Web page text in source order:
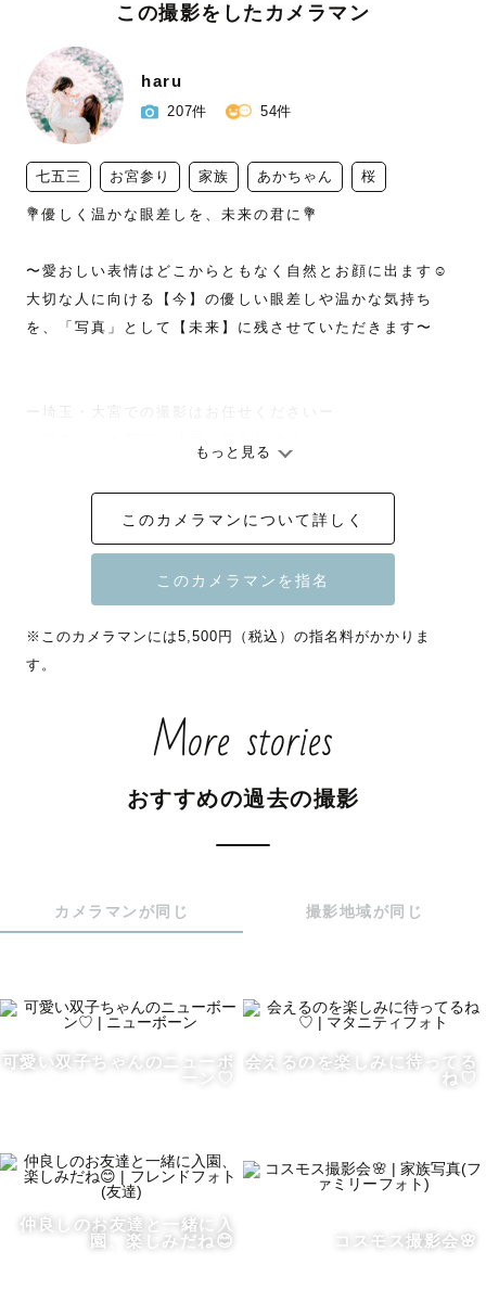
この撮影をしたカメラマン
haru
207件 54件
七五三 お宮参り 家族 あかちゃん 桜
💐優しく温かな眼差しを、未来の君に💐
〜愛おしい表情はどこからともなく自然とお顔に出ます☺️
大切な人に向ける【今】の優しい眼差しや温かな気持ち
を、「写真」として【未来】に残させていただきます〜
ー埼玉・大宮での撮影はお任せくださいー
所です🌸）
✿---------------------------------------------------✿
🌸３児を育てるママフォトグラファー
🌻季節のお花とお子さまとの自然なお写真が得意です
🎄社内上位２０％ランクカメラマン
ページをご覧いただきありがとうございます。
🌸想い
私は家族写真が大好きです♡
生まれた時、生まれて１年間にある様々な行事、そしてひ
小さな頃の自分がどれだけ愛されて育ってきたか、ひとつ
の写真を見返せばすぐ家族の愛が伝わってくる。
そのような幸せを形に残したくて、たくさんの人に愛され
もっと見る
このカメラマンについて詳しく
※このカメラマンには5,500円（税込）の指名料がかかりま
す。
More stories
おすすめの過去の撮影
カメラマンが同じ 撮影地域が同じ
可愛い双子ちゃんのニューボ
ーン♡
会えるのを楽しみに待ってる
ね♡
仲良しのお友達と一緒に入
園、楽しみだね😊
コスモス撮影会🌸